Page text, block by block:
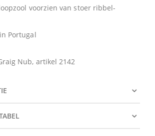
voorzien van stoer ribbel-
Portugal
Nub, artikel 2142